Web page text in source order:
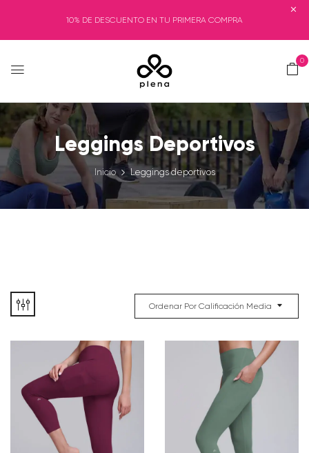
10% DE DESCUENTO EN TU PRIMERA COMPRA
0
Leggings Deportivos
Inicio Leggings deportivos
Ordenar Por Calificación Media